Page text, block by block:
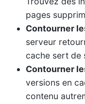
pages
Contourner
serveur
cache sert de
Contourner
versions en
contenu